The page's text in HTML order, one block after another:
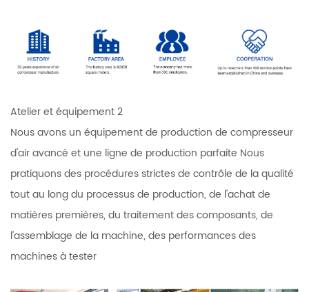
Atelier et équipement 2
Nous avons un équipement de production de compresseur
d'air avancé et une ligne de production parfaite Nous
pratiquons des procédures strictes de contrôle de la qualité
tout au long du processus de production, de l'achat de
matières premières, du traitement des composants, de
l'assemblage de la machine, des performances des
machines à tester